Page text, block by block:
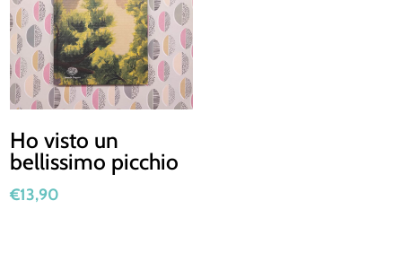
Ho visto un
bellissimo picchio
€13,90